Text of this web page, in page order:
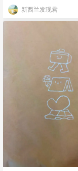
新西兰发现君